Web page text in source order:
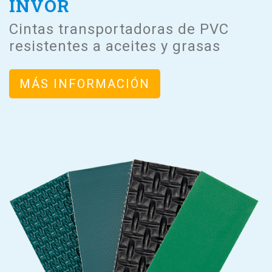
INVOR
Cintas transportadoras de PVC
resistentes a aceites y grasas
MÁS INFORMACIÓN